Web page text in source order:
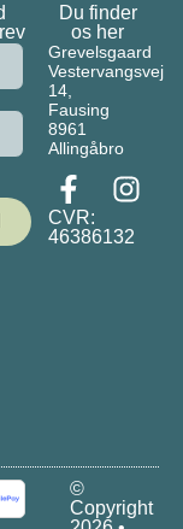
Du finder
os her
Grevelsgaard
Vestervangsvej
14,
Fausing
8961
Allingåbro
CVR:
46386132
©
Copyright